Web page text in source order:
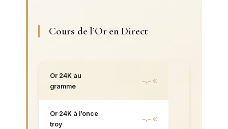
Cours de l’Or en Direct
Or 24K au
gramme
–,– €
Or 24K à l’once
troy
–,– €